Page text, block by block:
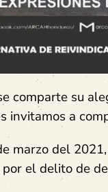
comparte su
invitamos a
marzo del
el delito de